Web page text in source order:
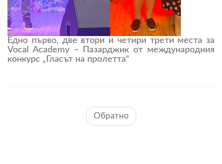
Едно първо, две втори и четири трети места за
Vocal Academy – Пазарджик от международния
конкурс „Гласът на пролетта“
Обратно